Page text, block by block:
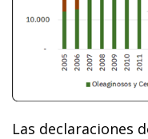
Las declaraciones